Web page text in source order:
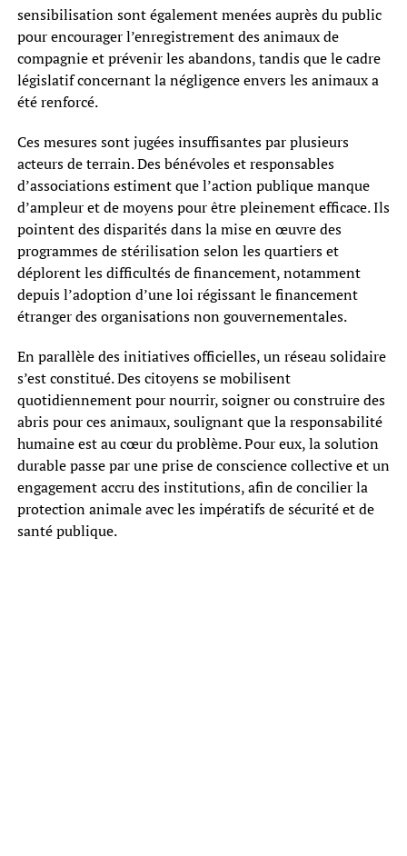
sensibilisation sont également menées auprès du public
pour encourager l’enregistrement des animaux de
compagnie et prévenir les abandons, tandis que le cadre
législatif concernant la négligence envers les animaux a
été renforcé.
Ces mesures sont jugées insuffisantes par plusieurs
acteurs de terrain. Des bénévoles et responsables
d’associations estiment que l’action publique manque
d’ampleur et de moyens pour être pleinement efficace. Ils
pointent des disparités dans la mise en œuvre des
programmes de stérilisation selon les quartiers et
déplorent les difficultés de financement, notamment
depuis l’adoption d’une loi régissant le financement
étranger des organisations non gouvernementales.
En parallèle des initiatives officielles, un réseau solidaire
s’est constitué. Des citoyens se mobilisent
quotidiennement pour nourrir, soigner ou construire des
abris pour ces animaux, soulignant que la responsabilité
humaine est au cœur du problème. Pour eux, la solution
durable passe par une prise de conscience collective et un
engagement accru des institutions, afin de concilier la
protection animale avec les impératifs de sécurité et de
santé publique.